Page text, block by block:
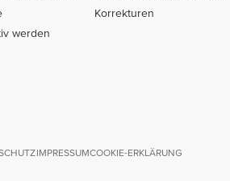
werden
Korrekturen
IMPRESSUMCOOKIE-ERKLÄRUNG